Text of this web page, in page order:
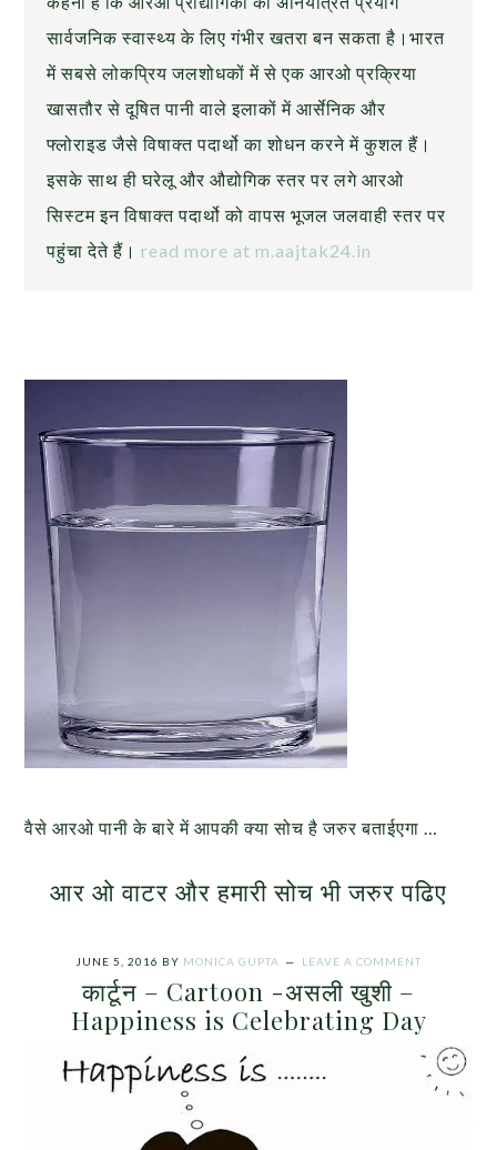
सार्वजनिक स्वास्थ्य के लिए गंभीर खतरा बन सकता है।भारत
में सबसे लोकप्रिय जलशोधकों में से एक आरओ प्रक्रिया
खासतौर से दूषित पानी वाले इलाकों में आर्सेनिक और
फ्लोराइड जैसे विषाक्त पदार्थो का शोधन करने में कुशल हैं।
इसके साथ ही घरेलू और औद्योगिक स्तर पर लगे आरओ
सिस्टम इन विषाक्त पदार्थो को वापस भूजल जलवाही स्तर पर
पहुंचा देते हैं। read more at m.aajtak24.in
वैसे आरओ पानी के बारे में आपकी क्या सोच है जरुर बताईएगा …
आर ओ वाटर और हमारी सोच भी जरुर पढिए
JUNE 5, 2016 BY MONICA GUPTA LEAVE A COMMENT
कार्टून – Cartoon -असली खुशी –
Happiness is Celebrating Day